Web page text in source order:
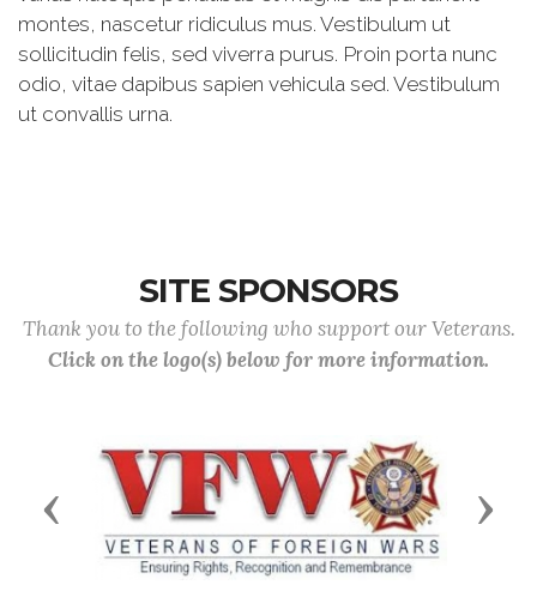
montes, nascetur ridiculus mus. Vestibulum ut
sollicitudin felis, sed viverra purus. Proin porta nunc
odio, vitae dapibus sapien vehicula sed. Vestibulum
ut convallis urna.
SITE SPONSORS
Thank you to the following who support our Veterans.
Click on the logo(s) below for more information.
Previous Next